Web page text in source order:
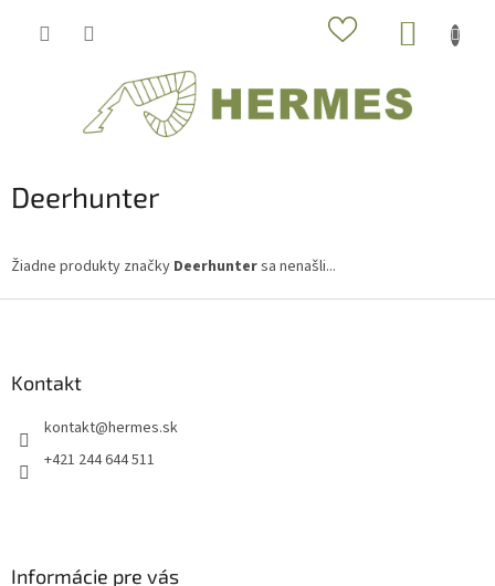
Deerhunter
Žiadne produkty značky Deerhuntersa nenašli...
Kontakt
kontakt@hermes.sk
+421 244 644 511
Informácie pre vás